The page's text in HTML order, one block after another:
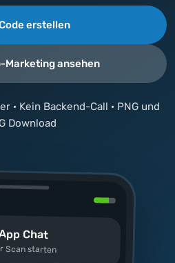
erstellen
Marketing ansehen
· Kein Backend-Call · PNG und
Download
Chat
Scan starten